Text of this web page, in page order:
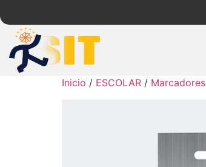
Inicio / ESCOLAR / Marcadores